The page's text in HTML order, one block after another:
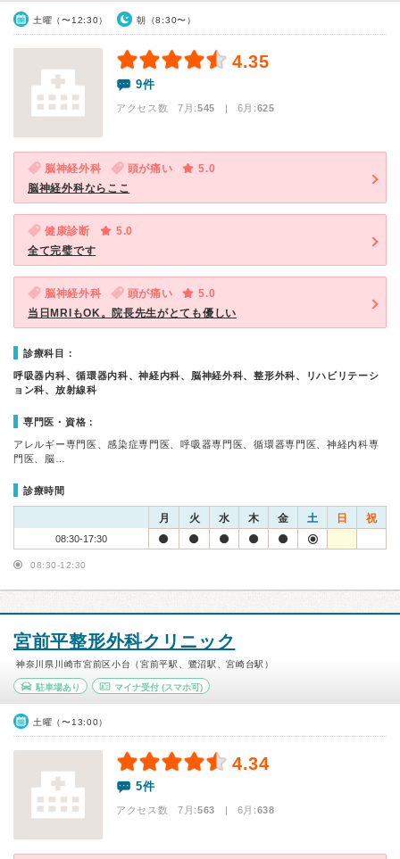
土曜（〜12:30） 朝（8:30〜）
4.35
9件
アクセス数 7月:545 | 6月:625
脳神経外科 頭が痛い
5.0
脳神経外科ならここ
健康診断
5.0
全て完璧です
脳神経外科 頭が痛い
5.0
当日MRIもOK。院長先生がとても優しい
診療科目：
呼吸器内科、循環器内科、神経内科、脳神経外科、整形外科、リハビリテーシ
ョン科、放射線科
専門医・資格：
アレルギー専門医、感染症専門医、呼吸器専門医、循環器専門医、神経内科専
門医、脳…
診療時間
月 火 水 木 金 土 日 祝
08:30-17:30
08:30-12:30
宮前平整形外科クリニック
神奈川県川崎市宮前区小台（宮前平駅、鷺沼駅、宮崎台駅）
駐車場あり マイナ受付(スマホ可)
土曜（〜13:00）
4.34
5件
アクセス数 7月:563 | 6月:638